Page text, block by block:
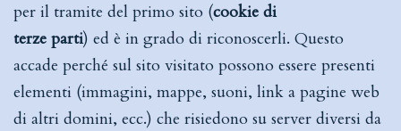
per il tramite del primo sito (cookie di
terze parti) ed è in grado di riconoscerli. Questo
accade perché sul sito visitato possono essere presenti
elementi (immagini, mappe, suoni, link a pagine web
di altri domini, ecc.) che risiedono su server diversi da